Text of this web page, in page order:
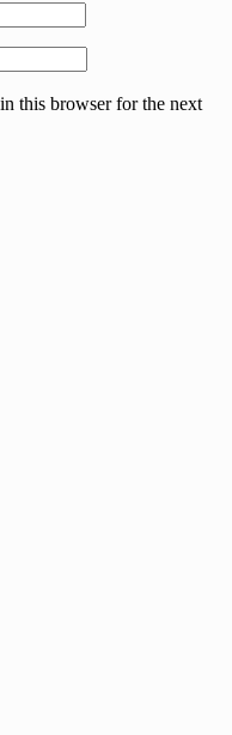
this browser for the next